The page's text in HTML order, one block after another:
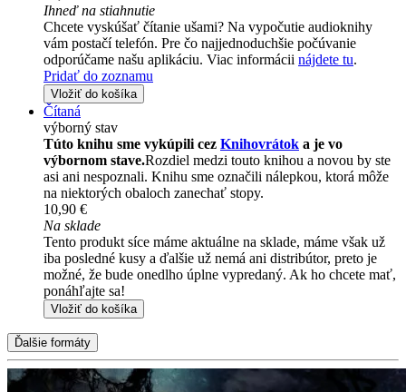
Ihneď na stiahnutie
Chcete vyskúšať čítanie ušami? Na vypočutie audioknihy
vám postačí telefón. Pre čo najjednoduchšie počúvanie
odporúčame našu aplikáciu. Viac informácii nájdete tu.
Pridať do zoznamu
Vložiť do košíka
Čítaná
výborný stav
Túto knihu sme vykúpili cez Knihovrátok a je vo
výbornom stave.Rozdiel medzi touto knihou a novou by ste
asi ani nespoznali. Knihu sme označili nálepkou, ktorá môže
na niektorých obaloch zanechať stopy.
10,90 €
Na sklade
Tento produkt síce máme aktuálne na sklade, máme však už
iba posledné kusy a ďalšie už nemá ani distribútor, preto je
možné, že bude onedlho úplne vypredaný. Ak ho chcete mať,
ponáhľajte sa!
Vložiť do košíka
Ďalšie formáty